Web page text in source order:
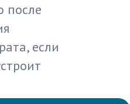
после
если